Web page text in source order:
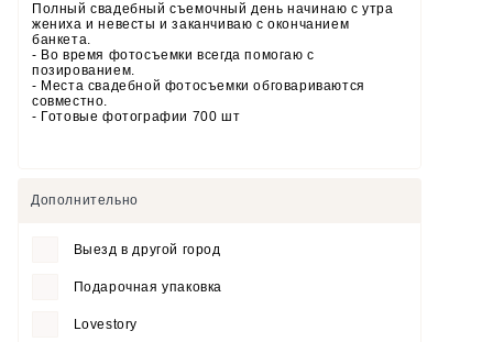
Полный свадебный съемочный день начинаю с утра
жениха и невесты и заканчиваю с окончанием
банкета.
- Во время фотосъемки всегда помогаю с
позированием.
- Места свадебной фотосъемки обговариваются
совместно.
- Готовые фотографии 700 шт
Дополнительно
Выезд в другой город
Подарочная упаковка
Lovestory